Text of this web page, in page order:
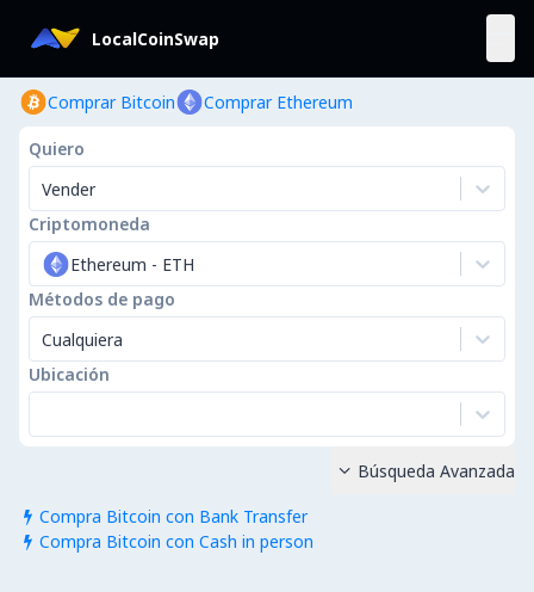
LocalCoinSwap
Comprar Bitcoin Comprar Ethereum
Quiero
Vender
Criptomoneda
Ethereum - ETH
Métodos de pago
Cualquiera
Ubicación
 Compra Bitcoin con Bank Transfer
 Compra Bitcoin con Cash in person
 Búsqueda Avanzada